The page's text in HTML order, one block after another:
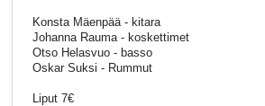
Konsta Mäenpää - kitara
Johanna Rauma - koskettimet
Otso Helasvuo - basso
Oskar Suksi - Rummut
Liput 7€